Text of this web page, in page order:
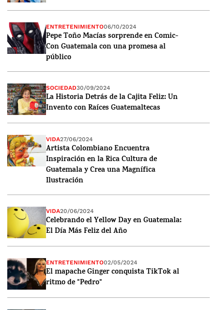
ENTRETENIMIENTO06/10/2024
Pepe Toño Macías sorprende en Comic-
Con Guatemala con una promesa al
público
SOCIEDAD30/09/2024
La Historia Detrás de la Cajita Feliz: Un
Invento con Raíces Guatemaltecas
VIDA27/06/2024
Artista Colombiano Encuentra
Inspiración en la Rica Cultura de
Guatemala y Crea una Magnífica
Ilustración
VIDA20/06/2024
Celebrando el Yellow Day en Guatemala:
El Día Más Feliz del Año
ENTRETENIMIENTO02/05/2024
El mapache Ginger conquista TikTok al
ritmo de "Pedro"